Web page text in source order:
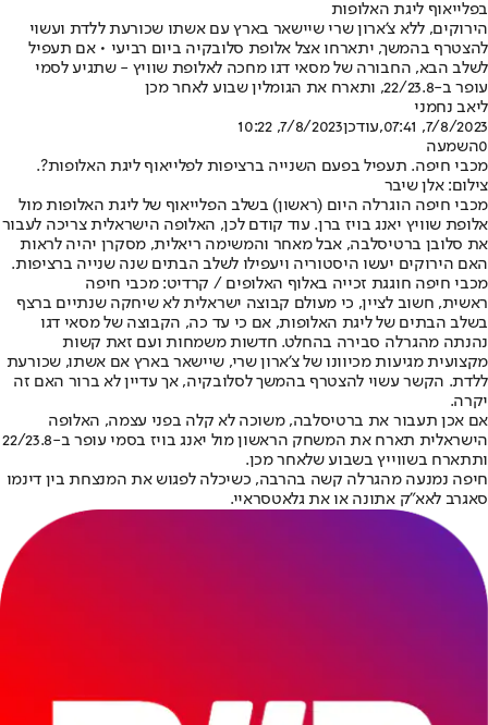
בפלייאוף ליגת האלופות
הירוקים, ללא צ'ארון שרי שיישאר בארץ עם אשתו שכורעת ללדת ועשוי
להצטרף בהמשך, יתארחו אצל אלופת סלובקיה ביום רביעי • אם תעפיל
לשלב הבא, החבורה של מסאי דגו מחכה לאלופת שוויץ - שתגיע לסמי
עופר ב-22/23.8, ותארח את הגומלין שבוע לאחר מכן
ליאב נחמני
7/8/2023, 07:41
,עודכן7/8/2023, 10:22
0השמעה
מכבי חיפה. תעפיל בפעם השנייה ברציפות לפלייאוף ליגת האלופות?.
צילום: אלן שיבר
מכבי חיפה הוגרלה היום (ראשון) בשלב הפלייאוף של ליגת האלופות מול
אלופת שוויץ יאנג בויז ברן. עוד קודם לכן, האלופה הישראלית צריכה לעבור
את סלובן ברטיסלבה, אבל מאחר והמשימה ריאלית, מסקרן יהיה לראות
האם הירוקים יעשו היסטוריה ויעפילו לשלב הבתים שנה שנייה ברציפות.
מכבי חיפה חוגגת זכייה באלוף האלופים / קרדיט: מכבי חיפה
ראשית, חשוב לציין, כי מעולם קבוצה ישראלית לא שיחקה שנתיים ברצף
בשלב הבתים של ליגת האלופות, אם כי עד כה, הקבוצה של מסאי דגו
נהנתה מהגרלה סבירה בהחלט. חדשות משמחות ועם זאת קשות
מקצועית מגיעות מכיוונו של צ'ארון שרי, שיישאר בארץ אם אשתו, שכורעת
ללדת. הקשר עשוי להצטרף בהמשך לסלובקיה, אך עדיין לא ברור האם זה
יקרה.
אם אכן תעבור את ברטיסלבה, משוכה לא קלה בפני עצמה, האלופה
הישראלית תארח את המשחק הראשון מול יאנג בויז בסמי עופר ב-22/23.8
ותתארח בשווייץ בשבוע שלאחר מכן.
חיפה נמנעה מהגרלה קשה בהרבה, כשיכלה לפגוש את המנצחת בין דינמו
סאגרב לאא"ק אתונה או את גלאטסראיי.